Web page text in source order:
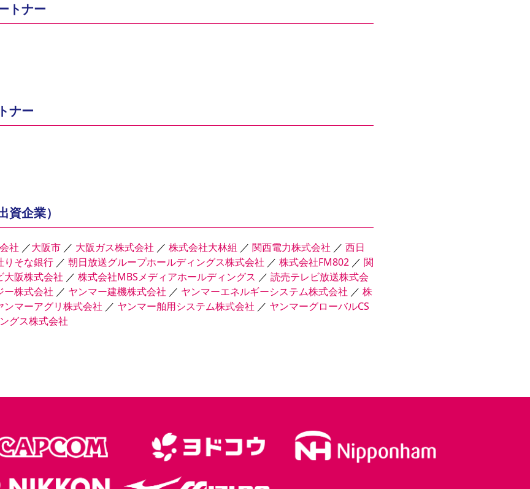
トナー
ナー
企業）
社 ／大阪市 ／ 大阪ガス株式会社 ／ 株式会社大林組 ／ 関西電力株式会社 ／ 西日
りそな銀行 ／ 朝日放送グループホールディングス株式会社 ／ 株式会社FM802 ／ 関
大阪株式会社 ／ 株式会社MBSメディアホールディングス ／ 読売テレビ放送株式会
ー株式会社 ／ ヤンマー建機株式会社 ／ ヤンマーエネルギーシステム株式会社 ／ 株
ンマーアグリ株式会社 ／ ヤンマー舶用システム株式会社 ／ ヤンマーグローバルCS
グス株式会社